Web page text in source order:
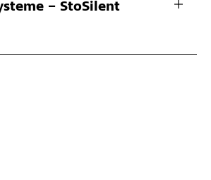
– StoSilent